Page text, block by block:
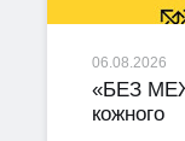
06.08.2026
«БЕЗ
кожного